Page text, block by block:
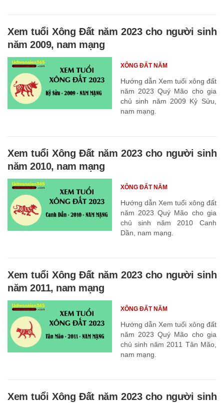
Xem tuổi Xông Đất năm 2023 cho người sinh
năm 2009, nam mạng
Hướng dẫn Xem tuổi xông đất
năm 2023 Quý Mão cho gia
chủ sinh năm 2009 Kỷ Sửu,
nam mạng.
XÔNG ĐẤT NĂM
Xem tuổi Xông Đất năm 2023 cho người sinh
năm 2010, nam mạng
Hướng dẫn Xem tuổi xông đất
năm 2023 Quý Mão cho gia
chủ sinh năm 2010 Canh
Dần, nam mạng.
XÔNG ĐẤT NĂM
Xem tuổi Xông Đất năm 2023 cho người sinh
năm 2011, nam mạng
Hướng dẫn Xem tuổi xông đất
năm 2023 Quý Mão cho gia
chủ sinh năm 2011 Tân Mão,
nam mạng.
XÔNG ĐẤT NĂM
Xem tuổi Xông Đất năm 2023 cho người sinh